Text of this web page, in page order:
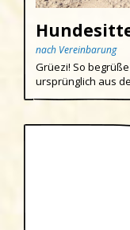
nach Vereinbarung
Grüezi! So
ursprünglich aus